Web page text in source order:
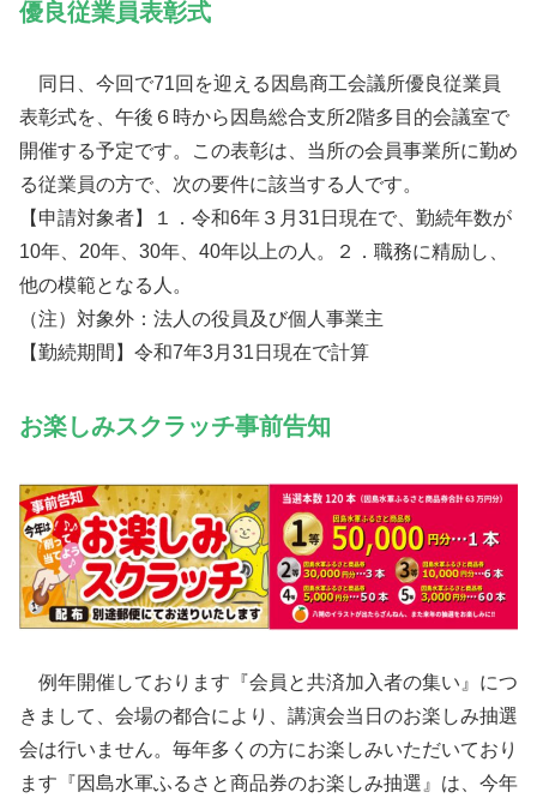
優良従業員表彰式
同日、今回で71回を迎える因島商工会議所優良従業員
表彰式を、午後６時から因島総合支所2階多目的会議室で
開催する予定です。この表彰は、当所の会員事業所に勤め
る従業員の方で、次の要件に該当する人です。
【申請対象者】１．令和6年３月31日現在で、勤続年数が
10年、20年、30年、40年以上の人。２．職務に精励し、
他の模範となる人。
（注）対象外：法人の役員及び個人事業主
【勤続期間】令和7年3月31日現在で計算
お楽しみスクラッチ事前告知
例年開催しております『会員と共済加入者の集い』につ
きまして、会場の都合により、講演会当日のお楽しみ抽選
会は行いません。毎年多くの方にお楽しみいただいており
ます『因島水軍ふるさと商品券のお楽しみ抽選』は、今年